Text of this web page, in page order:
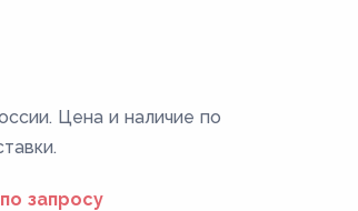
Цена и наличие по
запросу